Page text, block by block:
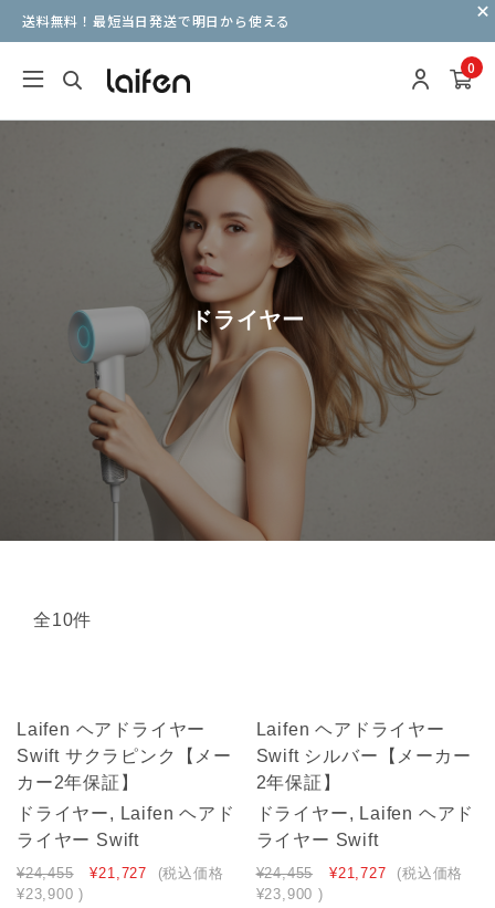
送料無料！最短当日発送で明日から使える
0
ドライヤー
全10件
Laifen ヘアドライヤー
Swift サクラピンク【メー
カー2年保証】
ドライヤー, Laifen ヘアド
ライヤー Swift
¥24,455 ¥21,727
(税込価格
¥23,900 )
Laifen ヘアドライヤー
Swift シルバー【メーカー
2年保証】
ドライヤー, Laifen ヘアド
ライヤー Swift
¥24,455 ¥21,727
(税込価格
¥23,900 )